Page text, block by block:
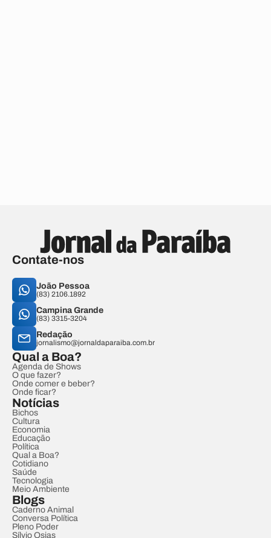
Contate-nos
João Pessoa
(83) 2106.1892
Campina Grande
(83) 3315-3204
Redação
jornalismo@jornaldaparaiba.com.br
Qual a Boa?
Agenda de Shows
O que fazer?
Onde comer e beber?
Onde ficar?
Notícias
Bichos
Cultura
Economia
Educação
Política
Qual a Boa?
Cotidiano
Saúde
Tecnologia
Meio Ambiente
Blogs
Caderno Animal
Conversa Política
Pleno Poder
Sílvio Osias